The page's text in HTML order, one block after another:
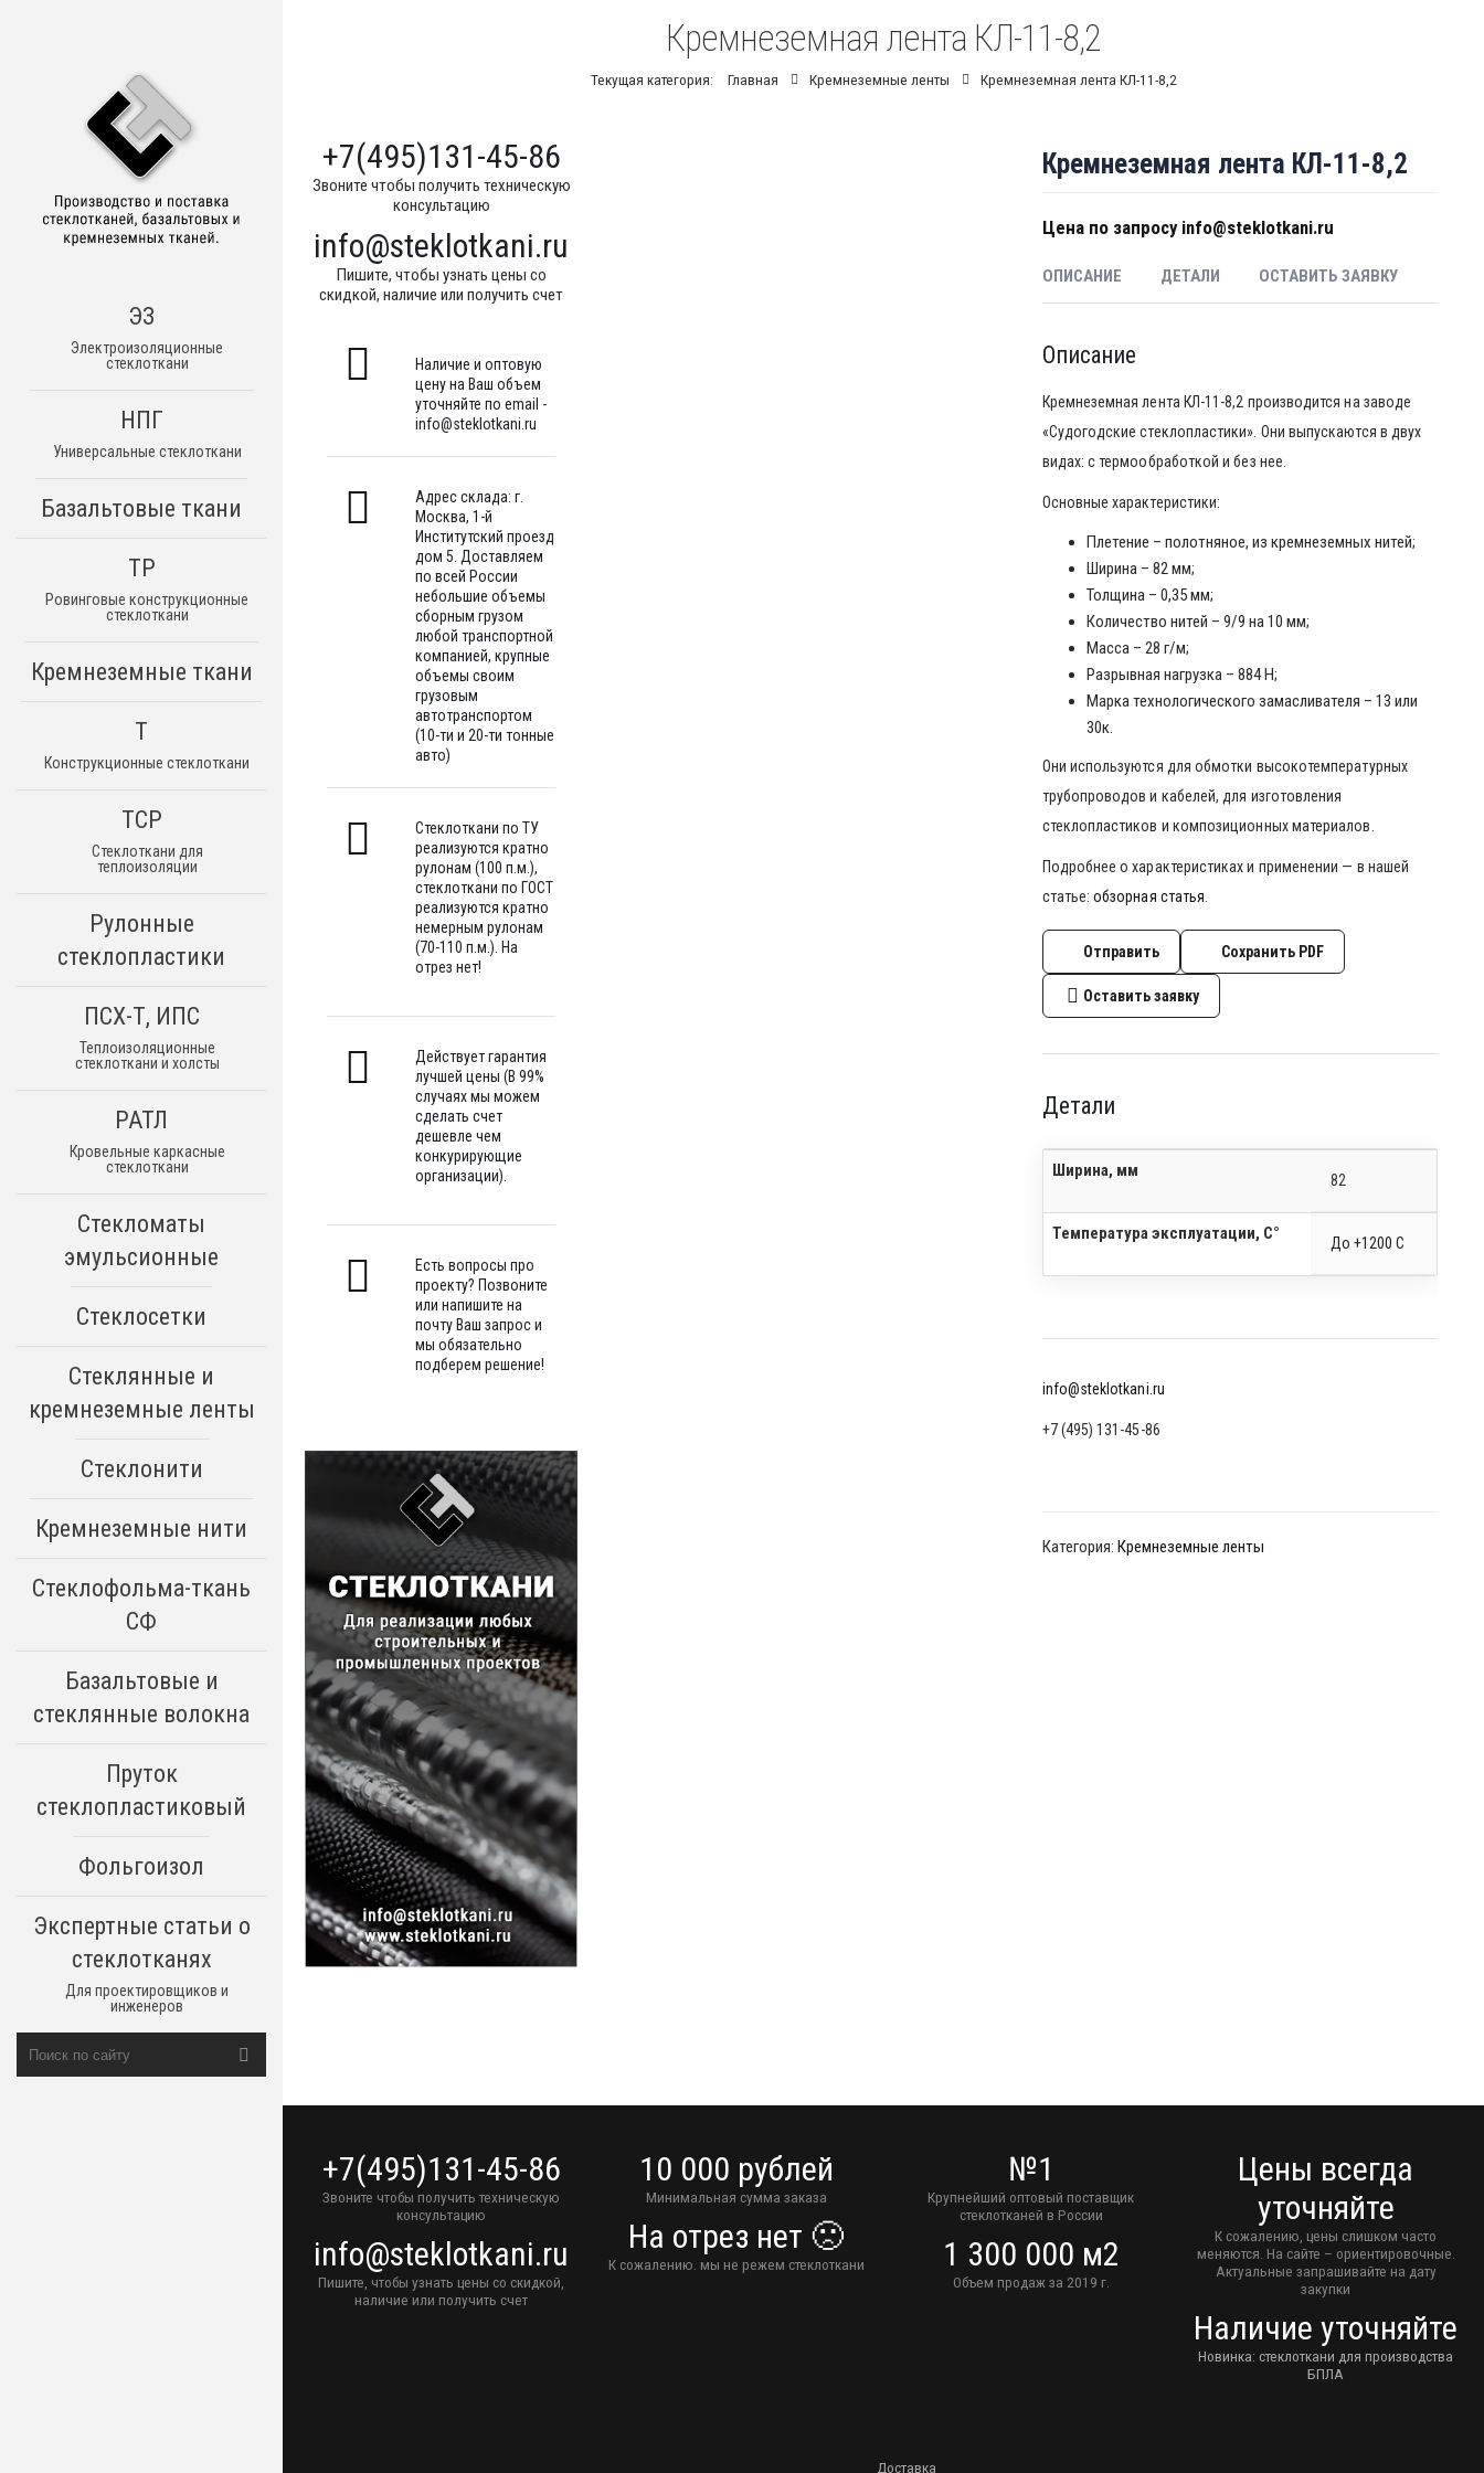
ЭЗ
Электроизоляционные
стеклоткани
НПГ
Универсальные стеклоткани
Базальтовые ткани
ТР
Ровинговые конструкционные
стеклоткани
Кремнеземные ткани
Т
Конструкционные стеклоткани
ТСР
Стеклоткани для
теплоизоляции
Рулонные
стеклопластики
ПСХ-Т, ИПС
Теплоизоляционные
стеклоткани и холсты
РАТЛ
Кровельные каркасные
стеклоткани
Стекломаты
эмульсионные
Стеклосетки
Стеклянные и
кремнеземные ленты
Стеклонити
Кремнеземные нити
Стеклофольма-ткань
СФ
Базальтовые и
стеклянные волокна
Пруток
стеклопластиковый
Фольгоизол
Экспертные статьи о
стеклотканях
Для проектировщиков и
инженеров
Кремнеземная лента КЛ-11-8,2
Текущая категория: Главная Кремнеземные ленты Кремнеземная лента КЛ-11-8,2
Кремнеземная лента КЛ-11-8,2
Цена по запросу info@steklotkani.ru
ОПИСАНИЕ ДЕТАЛИ ОСТАВИТЬ ЗАЯВКУ
Описание
Кремнеземная лента КЛ-11-8,2 производится на заводе
«Судогодские стеклопластики». Они выпускаются в двух
видах: с термообработкой и без нее.
Основные характеристики:
Плетение – полотняное, из кремнеземных нитей;
Ширина – 82 мм;
Толщина – 0,35 мм;
Количество нитей – 9/9 на 10 мм;
Масса – 28 г/м;
Разрывная нагрузка – 884 Н;
Марка технологического замасливателя – 13 или
30к.
Они используются для обмотки высокотемпературных
трубопроводов и кабелей, для изготовления
стеклопластиков и композиционных материалов.
Подробнее о характеристиках и применении — в нашей
статье:обзорная статья
Отправить Сохранить PDF
Оставить заявку
Детали
Ширина, мм 82
Температура эксплуатации, C° До +1200 С
info@steklotkani.ru
+7 (495) 131-45-86
Категория: Кремнеземные ленты
+7(495)131-45-86
Звоните чтобы получить техническую
консультацию
info@steklotkani.ru
Пишите, чтобы узнать цены со
скидкой, наличие или получить счет
Наличие и оптовую
цену на Ваш объем
уточняйте по email -
info@steklotkani.ru
Адрес склада: г.
Москва, 1-й
Институтский проезд
дом 5. Доставляем
по всей России
небольшие объемы
сборным грузом
любой транспортной
компанией, крупные
объемы своим
грузовым
автотранспортом
(10-ти и 20-ти тонные
авто)
Стеклоткани по ТУ
реализуются кратно
рулонам (100 п.м.),
стеклоткани по ГОСТ
реализуются кратно
немерным рулонам
(70-110 п.м.). На
отрез нет!
Действует гарантия
лучшей цены (В 99%
случаях мы можем
сделать счет
дешевле чем
конкурирующие
организации).
Есть вопросы про
проекту? Позвоните
или напишите на
почту Ваш запрос и
мы обязательно
подберем решение!
+7(495)131-45-86
Звоните чтобы получить техническую
консультацию
info@steklotkani.ru
Пишите, чтобы узнать цены со скидкой,
наличие или получить счет
10 000 рублей
Минимальная сумма заказа
На отрез нет 🙁
К сожалению. мы не режем стеклоткани
№1
Крупнейший оптовый поставщик
стеклотканей в России
1 300 000 м2
Объем продаж за 2019 г.
Цены всегда
уточняйте
К сожалению, цены слишком часто
меняются. На сайте – ориентировочные.
Актуальные запрашивайте на дату
закупки
Наличие уточняйте
Новинка: стеклоткани для производства
БПЛА
Доставка